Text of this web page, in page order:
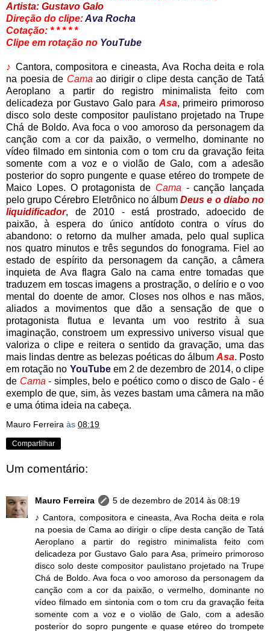
Artista: Gustavo Galo
Direção do clipe:Ava Rocha
Cotação: * * * * *
Clipe em rotação no YouTube
♪ Cantora, compositora e cineasta, Ava Rocha deita e rola
na poesia de Cama ao dirigir o clipe desta canção de Tatá
Aeroplano a partir do registro minimalista feito com
delicadeza por Gustavo Galo para Asa, primeiro primoroso
disco solo deste compositor paulistano projetado na Trupe
Chá de Boldo. Ava foca o voo amoroso da personagem da
canção com a cor da paixão, o vermelho, dominante no
vídeo filmado em sintonia com o tom cru da gravação feita
somente com a voz e o violão de Galo, com a adesão
posterior do sopro pungente e quase etéreo do trompete de
Maico Lopes. O protagonista de Cama - canção lançada
pelo grupo Cérebro Eletrônico no álbumDeus e o diabo no
liquidificador, de 2010 - está prostrado, adoecido de
paixão, à espera do único antídoto contra o vírus do
abandono: o retorno da mulher amada, pelo qual suplica
nos quatro minutos e três segundos do fonograma. Fiel ao
estado de espírito da personagem da canção, a câmera
inquieta de Ava flagra Galo na cama entre tomadas que
traduzem em toscas imagens a prostração, o delírio e o voo
mental do doente de amor. Closes nos olhos e nas mãos,
aliados a movimentos que dão a sensação de que o
protagonista flutua e levanta um voo restrito à sua
imaginação, constroem um expressivo universo visual que
valoriza o clipe e reitera o sentido da gravação, uma das
mais lindas dentre as belezas poéticas do álbum Asa. Posto
em rotação no YouTubeem 2 de dezembro de 2014, o clipe
de Cama - simples, belo e poético como o disco de Galo - é
exemplo de que, sim, às vezes bastam uma câmera na mão
e uma ótima ideia na cabeça.
Mauro Ferreira às 08:19
Compartilhar
Um comentário:
Mauro Ferreira
5 de dezembro de 2014 às 08:19
♪ Cantora, compositora e cineasta, Ava Rocha deita e rola
na poesia de Cama ao dirigir o clipe desta canção de Tatá
Aeroplano a partir do registro minimalista feito com
delicadeza por Gustavo Galo para Asa, primeiro primoroso
disco solo deste compositor paulistano projetado na Trupe
Chá de Boldo. Ava foca o voo amoroso da personagem da
canção com a cor da paixão, o vermelho, dominante no
vídeo filmado em sintonia com o tom cru da gravação feita
somente com a voz e o violão de Galo, com a adesão
posterior do sopro pungente e quase etéreo do trompete